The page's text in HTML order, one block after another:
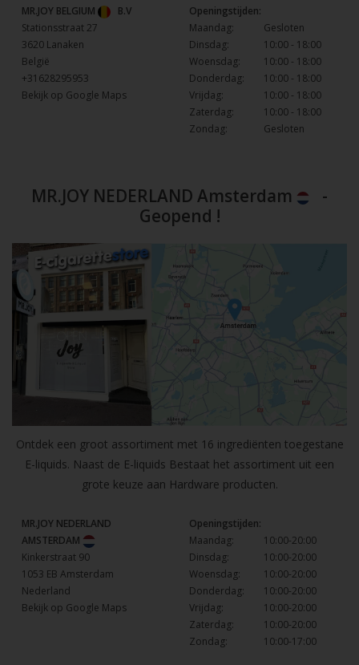
MR.JOY BELGIUM
B.V
Stationsstraat 27
3620 Lanaken
België
+31628295953
Bekijk op Google Maps
Openingstijden:
Maandag:
Gesloten
Dinsdag:
10:00 - 18:00
Woensdag:
10:00 - 18:00
Donderdag:
10:00 - 18:00
Vrijdag:
10:00 - 18:00
Zaterdag:
10:00 - 18:00
Zondag:
Gesloten
MR.JOY NEDERLAND Amsterdam
-
Geopend !
Ontdek een groot assortiment met 16 ingrediënten toegestane
E-liquids. Naast de E-liquids Bestaat het assortiment uit een
grote keuze aan Hardware producten.
MR.JOY NEDERLAND
AMSTERDAM
Kinkerstraat 90
1053 EB Amsterdam
Nederland
Bekijk op Google Maps
Openingstijden:
Maandag:
10:00-20:00
Dinsdag:
10:00-20:00
Woensdag:
10:00-20:00
Donderdag:
10:00-20:00
Vrijdag:
10:00-20:00
Zaterdag:
10:00-20:00
Zondag:
10:00-17:00